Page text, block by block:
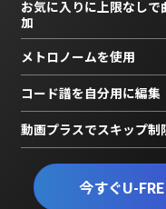
今すぐU-
お気に入りに上限なしで
加
メトロノームを使用
コード譜を自分用に編集
動画プラスでスキップ制